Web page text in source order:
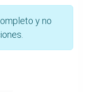
y no